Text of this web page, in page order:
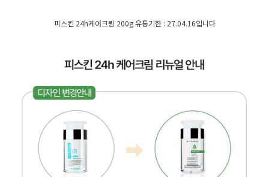
페이코 ID로 페
PAYCO 바로구매
피스킨 24h케어크림 200g 유통기한 : 27.04.16입니다